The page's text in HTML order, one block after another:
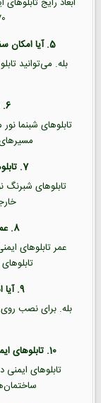
70×50 و
5. آیا امکان سفارش تابلو ایمنی در ابعاد سفارشی وجود دارد؟
بله. می‌توانید
6. تابلوهای شبنما چه کاربردی دارند؟
تابلوهای شبنما
7. تابلوهای شبرنگ چه تفاوتی با شبنما دارند؟
تابلوهای شبرنگ
8. عمر مفید تابلوهای ایمنی چقدر است؟
عمر تابلوهای
9. آیا امکان نصب تابلو روی پایه وجود دارد؟
بله. برای نصب روی
10. تابلوهای ایمنی بیشتر در چه مکان‌هایی استفاده می‌شوند؟
تابلوهای ایمنی